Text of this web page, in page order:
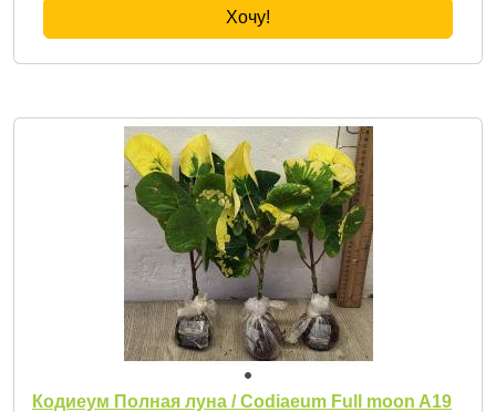
Хочу!
Кодиеум Полная луна / Codiaeum Full moon A19